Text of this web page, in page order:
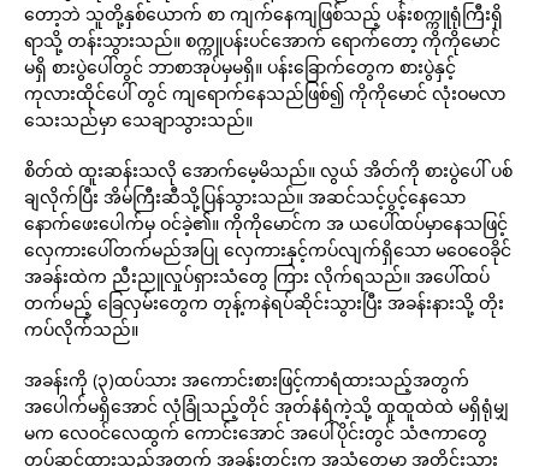
တော့ဘဲ သူတို့နှစ်ယောက် စာ ကျက်နေကျဖြစ်သည့် ပန်းစက္ကူရုံကြီးရှိ
ရာသို့ တန်းသွားသည်။ စက္ကူပန်းပင်အောက် ရောက်တော့ ကိုကိုမောင်
မရှိ စားပွဲပေါ်တွင် ဘာစာအုပ်မှမရှိ။ ပန်းခြောက်တွေက စားပွဲနှင့်
ကုလားထိုင်ပေါ် တွင် ကျရောက်နေသည်ဖြစ်၍ ကိုကိုမောင် လုံးဝမလာ
သေးသည်မှာ သေချာသွားသည်။
စိတ်ထဲ ထူးဆန်းသလို အောက်မေ့မိသည်။ လွယ် အိတ်ကို စားပွဲပေါ် ပစ်
ချလိုက်ပြီး အိမ်ကြီးဆီသို့ပြန်သွားသည်။ အဆင်သင့်ပွင့်နေသော
နောက်ဖေးပေါက်မှ ဝင်ခဲ့၏။ ကိုကိုမောင်က အ ယပေါ်ထပ်မှာနေသဖြင့်
လှေကားပေါ်တက်မည်အပြု လှေကားနှင့်ကပ်လျက်ရှိသော မဝေဝေခိုင်
အခန်းထဲက ညီးညူလှုပ်ရှားသံတွေ ကြား လိုက်ရသည်။ အပေါ်ထပ်
တက်မည့် ခြေလှမ်းတွေက တုန့်ကနဲရပ်ဆိုင်းသွားပြီး အခန်းနားသို့ တိုး
ကပ်လိုက်သည်။
အခန်းကို (၃)ထပ်သား အကောင်းစားဖြင့်ကာရံထားသည့်အတွက်
အပေါက်မရှိအောင် လုံခြုံသည့်တိုင် အုတ်နံရံကဲ့သို့ ထူထူထဲထဲ မရှိရုံမျှ
မက လေဝင်လေထွက် ကောင်းအောင် အပေါ်ပိုင်းတွင် သံဇကာတွေ
တပ်ဆင်ထားသည့်အတွက် အခန်းတွင်းက အသံတွေမှာ အတိုင်းသား